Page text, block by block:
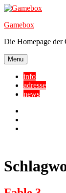
Skip
content
Gamebox
Die Homepage der
Menu
info
adresse
news